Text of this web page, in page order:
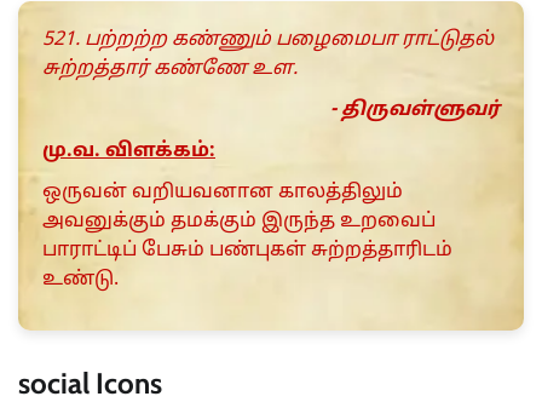
521. பற்றற்ற கண்ணும் பழைமைபா ராட்டுதல்
சுற்றத்தார் கண்ணே உள.
- திருவள்ளுவர்
மு.வ. விளக்கம்:
ஒருவன் வறியவனான காலத்திலும்
அவனுக்கும் தமக்கும் இருந்த உறவைப்
பாராட்டிப் பேசும் பண்புகள் சுற்றத்தாரிடம்
உண்டு.
social Icons